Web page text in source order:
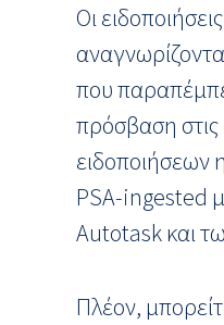
Οι
που
πρόσβαση στις
ειδοποιήσεων
PSA-ingested
Autotask και
Πλέον,